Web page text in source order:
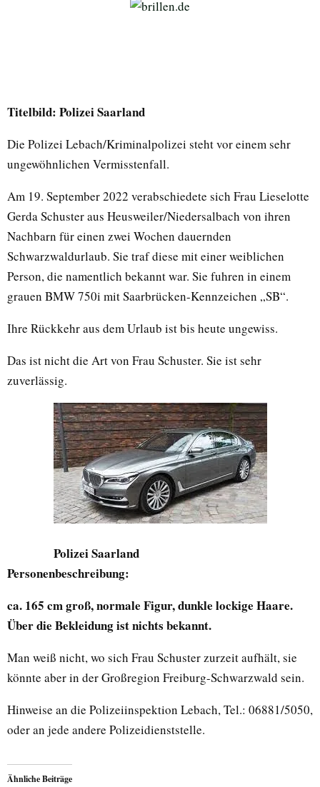
Titelbild: Polizei Saarland
Die Polizei Lebach/Kriminalpolizei steht vor einem sehr
ungewöhnlichen Vermisstenfall.
Am 19. September 2022 verabschiedete sich Frau Lieselotte
Gerda Schuster aus Heusweiler/Niedersalbach von ihren
Nachbarn für einen zwei Wochen dauernden
Schwarzwaldurlaub. Sie traf diese mit einer weiblichen
Person, die namentlich bekannt war. Sie fuhren in einem
grauen BMW 750i mit Saarbrücken-Kennzeichen „SB“.
Ihre Rückkehr aus dem Urlaub ist bis heute ungewiss.
Das ist nicht die Art von Frau Schuster. Sie ist sehr
zuverlässig.
Polizei Saarland
Personenbeschreibung:
ca. 165 cm groß, normale Figur, dunkle lockige Haare.
Über die Bekleidung ist nichts bekannt.
Man weiß nicht, wo sich Frau Schuster zurzeit aufhält, sie
könnte aber in der Großregion Freiburg-Schwarzwald sein.
Hinweise an die Polizeiinspektion Lebach, Tel.: 06881/5050,
oder an jede andere Polizeidienststelle.
Ähnliche Beiträge